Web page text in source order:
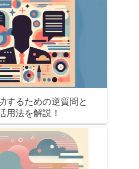
するための逆質問と
用法を解説！